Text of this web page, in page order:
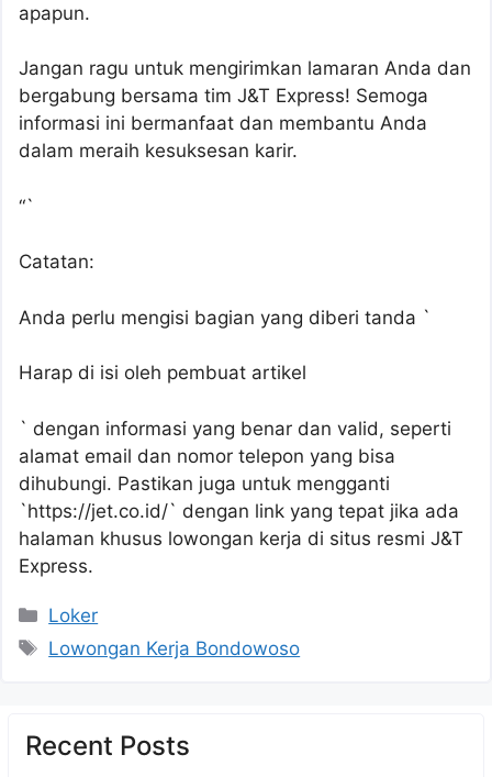
apapun.
Jangan ragu untuk mengirimkan lamaran Anda dan
bergabung bersama tim J&T Express! Semoga
informasi ini bermanfaat dan membantu Anda
dalam meraih kesuksesan karir.
“`
Catatan:
Anda perlu mengisi bagian yang diberi tanda `
Harap di isi oleh pembuat artikel
` dengan informasi yang benar dan valid, seperti
alamat email dan nomor telepon yang bisa
dihubungi. Pastikan juga untuk mengganti
`https://jet.co.id/` dengan link yang tepat jika ada
halaman khusus lowongan kerja di situs resmi J&T
Express.
Kategori
Loker
Tag
Lowongan Kerja Bondowoso
Recent Posts